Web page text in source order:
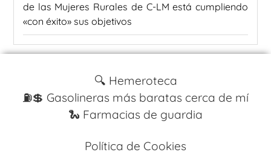
de las Mujeres Rurales de C-LM está cumpliendo
«con éxito» sus objetivos
🔍 Hemeroteca
⛽️💲 Gasolineras más baratas cerca de mí
🐍 Farmacias de guardia
Política de Cookies